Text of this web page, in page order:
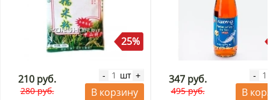
25%
210 руб.
280 руб.
- шт +
В корзину
347 руб.
495 руб.
-
В